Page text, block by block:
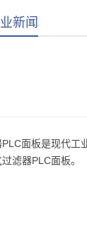
新闻
面板是现代
滤器PLC面板。